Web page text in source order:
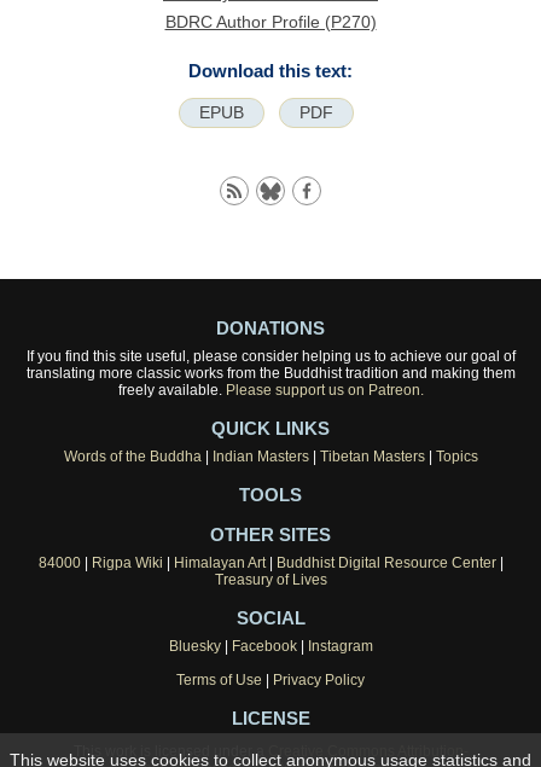
BDRC Author Profile (P270)
Download this text:
EPUB PDF
DONATIONS
If you find this site useful, please consider helping us to achieve our goal of
translating more classic works from the Buddhist tradition and making them
freely available. Please support us on Patreon.
QUICK LINKS
Words of the Buddha | Indian Masters| Tibetan Masters| Topics
TOOLS
OTHER SITES
84000| Rigpa Wiki | Himalayan Art| Buddhist Digital Resource Center|
Treasury of Lives
SOCIAL
Bluesky| Facebook| Instagram
Terms of Use | Privacy Policy
LICENSE
This work is licensed under a
Creative Commons Attribution-
This website uses cookies to collect anonymous usage statistics and